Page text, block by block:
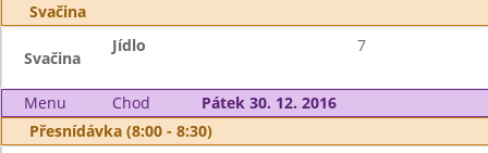
Svačina
Svačina
Jídlo 7
Menu Chod
Pátek 30. 12. 2016
Přesnídávka (8:00 - 8:30)